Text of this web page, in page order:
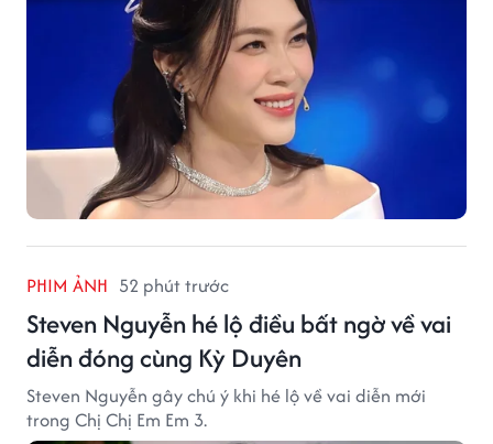
PHIM ẢNH 52 phút trước
Steven Nguyễn hé lộ điều bất ngờ về vai
diễn đóng cùng Kỳ Duyên
Steven Nguyễn gây chú ý khi hé lộ về vai diễn mới
trong Chị Chị Em Em 3.